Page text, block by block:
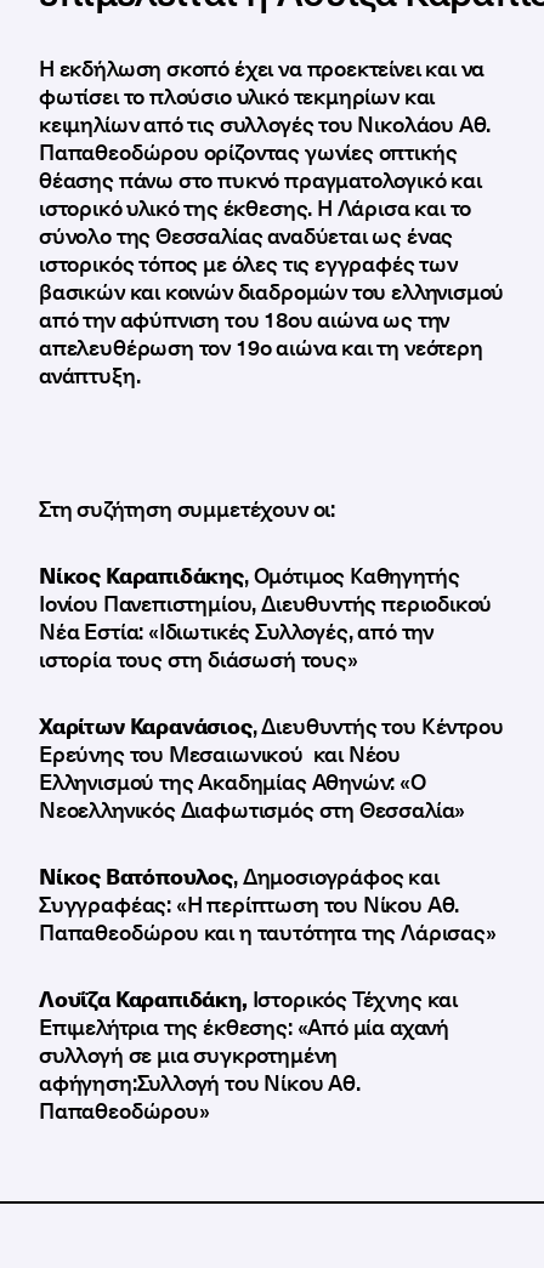
Η εκδήλωση σκοπό έχει να προεκτείνει και να
φωτίσει το πλούσιο υλικό τεκμηρίων και
κειμηλίων από τις συλλογές του Νικολάου Αθ.
Παπαθεοδώρου ορίζοντας γωνίες οπτικής
θέασης πάνω στο πυκνό πραγματολογικό και
ιστορικό υλικό της έκθεσης. Η Λάρισα και το
σύνολο της Θεσσαλίας αναδύεται ως ένας
ιστορικός τόπος με όλες τις εγγραφές των
βασικών και κοινών διαδρομών του ελληνισμού
από την αφύπνιση του 18ου αιώνα ως την
απελευθέρωση τον 19ο αιώνα και τη νεότερη
ανάπτυξη.
Στη συζήτηση συμμετέχουν οι:
Νίκος Καραπιδάκης, Ομότιμος Καθηγητής
Ιονίου Πανεπιστημίου, Διευθυντής περιοδικού
Νέα Εστία: «Ιδιωτικές Συλλογές, από την
ιστορία τους στη διάσωσή τους»
Χαρίτων Καρανάσιος, Διευθυντής του Κέντρου
Ερεύνης του Μεσαιωνικού και Νέου
Ελληνισμού της Ακαδημίας Αθηνών: «Ο
Νεοελληνικός Διαφωτισμός στη Θεσσαλία»
Νίκος Βατόπουλος, Δημοσιογράφος και
Συγγραφέας: «Η περίπτωση του Νίκου Αθ.
Παπαθεοδώρου και η ταυτότητα της Λάρισας»
Λουΐζα Καραπιδάκη, Ιστορικός Τέχνης και
Επιμελήτρια της έκθεσης: «Από μία αχανή
συλλογή σε μια συγκροτημένη
αφήγηση:Συλλογή του Νίκου Αθ.
Παπαθεοδώρου»